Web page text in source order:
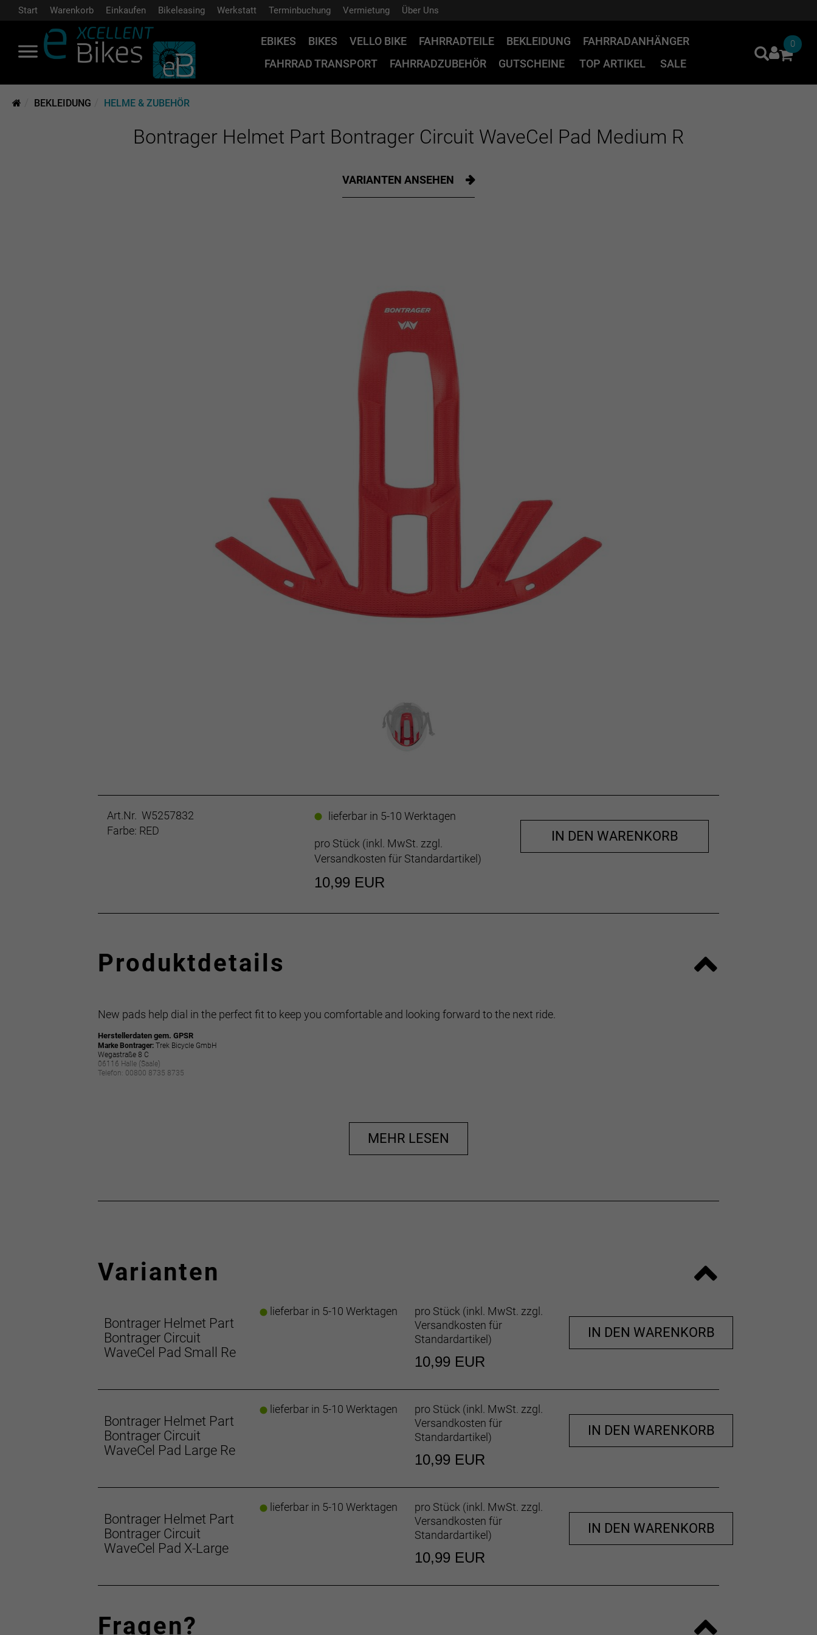
Start Warenkorb Einkaufen Bikeleasing Werkstatt Terminbuchung Vermietung Über Uns
EBIKES BIKES VELLO BIKE FAHRRADTEILE BEKLEIDUNG
FAHRRADANHÄNGER
FAHRRAD TRANSPORT
FAHRRADZUBEHÖR GUTSCHEINE TOP ARTIKEL SALE
0
BEKLEIDUNG HELME & ZUBEHÖR
Bontrager Helmet Part Bontrager Circuit WaveCel Pad Medium R
VARIANTEN ANSEHEN
Art.Nr. W5257832
Farbe: RED
lieferbar in 5-10 Werktagen
pro Stück (inkl. MwSt. zzgl.
Versandkosten für Standardartikel)
10,99 EUR
IN DEN WARENKORB
Produktdetails
New pads help dial in the perfect fit to keep you comfortable and looking forward to the next ride.
Herstellerdaten gem. GPSR
Marke Bontrager: Trek Bicycle GmbH
Wegastraße 8 C
06116 Halle (Saale)
Telefon: 00800 8735 8735
MEHR LESEN
Varianten
Bontrager Helmet Part
Bontrager Circuit
WaveCel Pad Small Re
lieferbar in 5-10 Werktagen
pro Stück (inkl. MwSt. zzgl.
Versandkosten für
Standardartikel)
10,99 EUR
IN DEN WARENKORB
Bontrager Helmet Part
Bontrager Circuit
WaveCel Pad Large Re
lieferbar in 5-10 Werktagen
pro Stück (inkl. MwSt. zzgl.
Versandkosten für
Standardartikel)
10,99 EUR
IN DEN WARENKORB
Bontrager Helmet Part
Bontrager Circuit
WaveCel Pad X-Large
lieferbar in 5-10 Werktagen
pro Stück (inkl. MwSt. zzgl.
Versandkosten für
Standardartikel)
10,99 EUR
IN DEN WARENKORB
Fragen?